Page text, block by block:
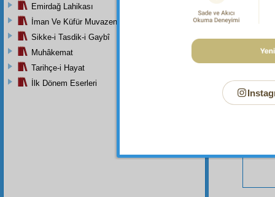
Emirdağ Lahikası
İman Ve Küfür Muvazeneleri
Sikke-i Tasdik-i Gaybî
Muhâkemat
Tarihçe-i Hayat
İlk Dönem Eserleri